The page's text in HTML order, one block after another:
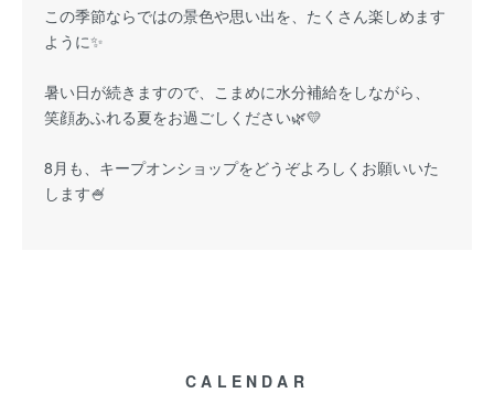
この季節ならではの景色や思い出を、たくさん楽しめます
ように✨
暑い日が続きますので、こまめに水分補給をしながら、
笑顔あふれる夏をお過ごしください🌿💛
8月も、キープオンショップをどうぞよろしくお願いいた
します🍧
CALENDAR